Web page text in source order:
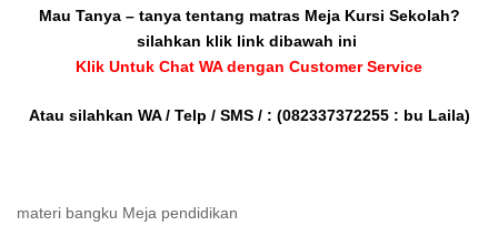
Mau Tanya – tanya tentang matras Meja Kursi Sekolah?
silahkan klik link dibawah ini
Klik Untuk Chat WA dengan Customer Service
Atau silahkan WA / Telp / SMS / : (082337372255 : bu Laila)
materi bangku Meja pendidikan